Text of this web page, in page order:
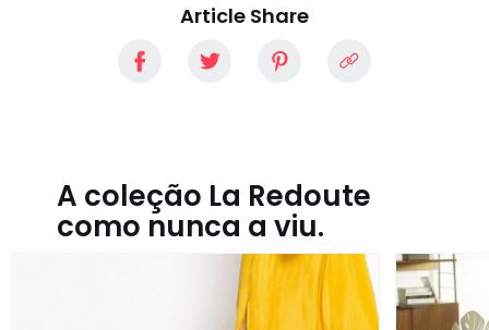
Article Share
A coleção La Redoute
como nunca a viu.